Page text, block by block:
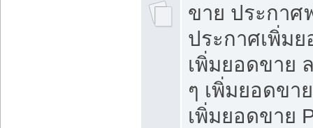
ขาย ประกาศ
ประกาศเพิ่ม
เพิ่มยอดขาย
ๆ เพิ่มยอดขา
เพิ่มยอดขาย